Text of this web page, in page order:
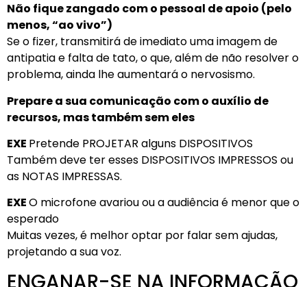
Não fique zangado com o pessoal de apoio (pelo
menos, “ao vivo”)
Se o fizer, transmitirá de imediato uma imagem de
antipatia e falta de tato, o que, além de não resolver o
problema, ainda lhe aumentará o nervosismo.
Prepare a sua comunicação com o auxílio de
recursos, mas também sem eles
EXE Pretende PROJETAR alguns DISPOSITIVOS
Também deve ter esses DISPOSITIVOS IMPRESSOS ou
as NOTAS IMPRESSAS.
EXEO microfone avariou ou a audiência é menor que o
esperado
Muitas vezes, é melhor optar por falar sem ajudas,
projetando a sua voz.